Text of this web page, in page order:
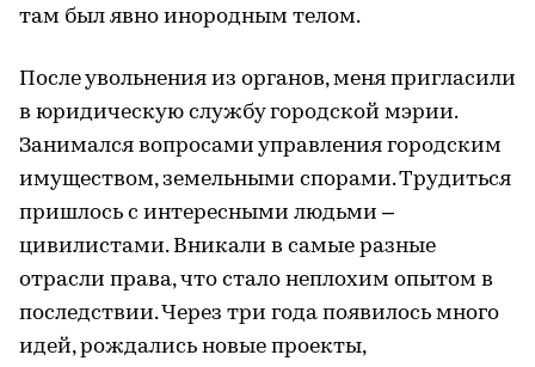
там был явно инородным телом.
После увольнения из органов, меня пригласили
в юридическую службу городской мэрии.
Занимался вопросами управления городским
имуществом, земельными спорами. Трудиться
пришлось с интересными людьми –
цивилистами. Вникали в самые разные
отрасли права, что стало неплохим опытом в
последствии. Через три года появилось много
идей, рождались новые проекты,